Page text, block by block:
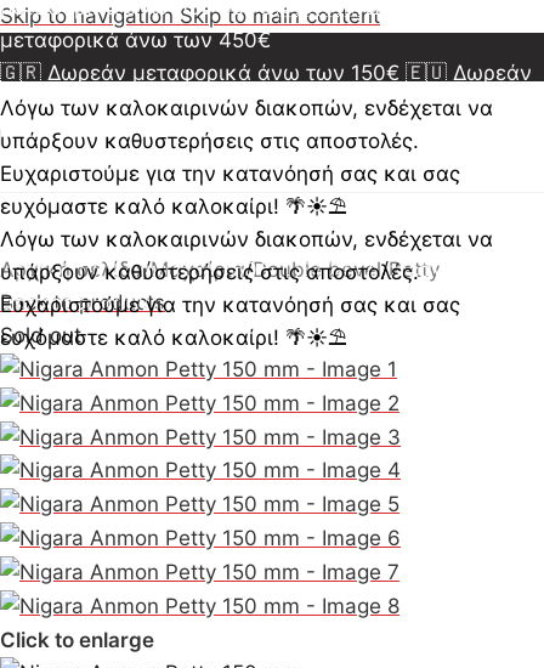
Skip to navigation Skip to main content
μεταφορικά άνω των 350€🇺🇸🇨🇦 Δωρεάν
μεταφορικά άνω των 450€
🇬🇷 Δωρεάν μεταφορικά άνω των 150€ 🇪🇺 Δωρεάν
μεταφορικά άνω των 350€🇺🇸🇨🇦 Δωρεάν
μεταφορικά άνω των 450€🇬🇷 Δωρεάν μεταφορικά
άνω των 150€🇪🇺 Δωρεάν μεταφορικά άνω των
350€🇺🇸🇨🇦 Δωρεάν μεταφορικά άνω των 450€
🇬🇷 Δωρεάν μεταφορικά άνω των 150€🇪🇺 Δωρεάν
μεταφορικά άνω των 350€🇺🇸🇨🇦 Δωρεάν
μεταφορικά άνω των 450€
Λόγω των καλοκαιρινών διακοπών, ενδέχεται να
υπάρξουν καθυστερήσεις στις αποστολές.
Ευχαριστούμε για την κατανόησή σας και σας
ευχόμαστε καλό καλοκαίρι! 🌴☀️⛱️
Λόγω των καλοκαιρινών διακοπών, ενδέχεται να
υπάρξουν καθυστερήσεις στις αποστολές.
Ευχαριστούμε για την κατανόησή σας και σας
ευχόμαστε καλό καλοκαίρι! 🌴☀️⛱️
Αρχική σελίδα/Μαχαίρια/Double bevel/Petty
Back to products
Sold out
Click to enlarge